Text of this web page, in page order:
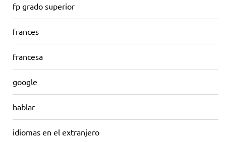
fp grado superior
frances
francesa
google
hablar
idiomas en el extranjero